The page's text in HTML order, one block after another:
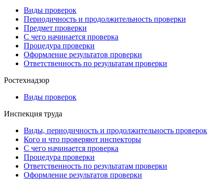
Виды проверок
Периодичность и продолжительность проверки
Предмет проверки
С чего начинается проверка
Процедура проверки
Оформление результатов проверки
Ответственность по результатам проверки
Ростехнадзор
Виды проверок
Инспекция труда
Виды, периодичность и продолжительность проверок
Кого и что проверяют инспекторы
С чего начинается проверка
Процедура проверки
Ответственность по результатам проверки
Оформление результатов проверки